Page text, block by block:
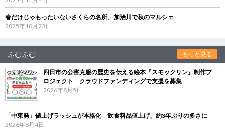
春だけじゃもったいないさくらの名所、加治川で秋のマルシェ
2025年10月23日
ふむふむ もっと見る
四日市の公害克服の歴史を伝える絵本『スモックリン』制作プ
ロジェクト クラウドファンディングで支援を募集
2026年8月5日
「中東発」値上げラッシュが本格化 飲食料品値上げ、約3年ぶりの多さに
2026年8月4日